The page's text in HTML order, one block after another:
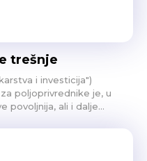
trešnje
i investicija")
poljoprivrednike je, u
povoljnija, ali i dalje...